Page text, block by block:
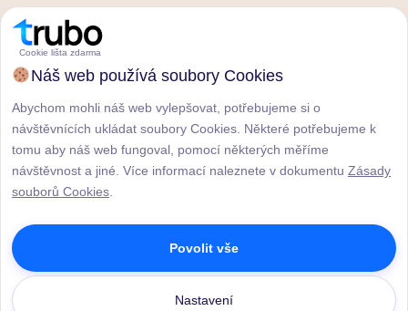
Cookie lišta zdarma
Náš web používá soubory Cookies
Abychom mohli náš web vylepšovat, potřebujeme si o
návštěvnících ukládat soubory Cookies. Některé potřebujeme k
tomu aby náš web fungoval, pomocí některých měříme
návštěvnost a jiné. Více informací naleznete v dokumentu Zásady
souborů Cookies
Povolit vše
Nastavení